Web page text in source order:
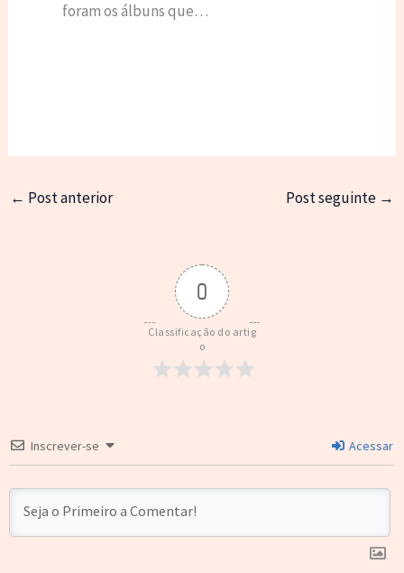
foram os álbuns que…
← Post anterior Post seguinte →
0
Classificação do artig
o
Inscrever-se Acessar